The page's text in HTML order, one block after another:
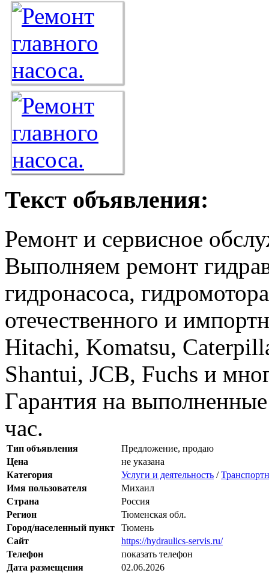
Текст объявления:
Ремонт и сервисное
Выполняем ремонт
гидронасоса,
отечественного и
Hitachi, Komatsu,
Shantui, JCB, Fuchs и
Гарантия на
час.
Тип объявления
Предложение, продаю
Цена
не указана
Категория
Услуги и деятельность /
Имя пользователя
Михаил
Страна
Россия
Регион
Тюменская обл.
Город/населенный пункт
Тюмень
Сайт
https://hydraulics-servis.ru/
Телефон
показать телефон
Дата размещения
02.06.2026